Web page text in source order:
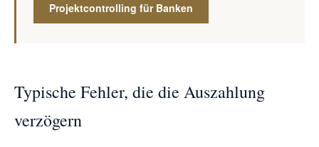
Projektcontrolling für Banken
Typische Fehler, die die Auszahlung
verzögern